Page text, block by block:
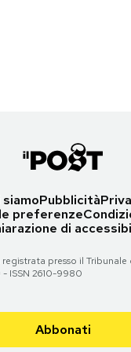
siamoPubblicità
preferenze
di
presso il Tribunale
ISSN 2610-9980
Abbonati